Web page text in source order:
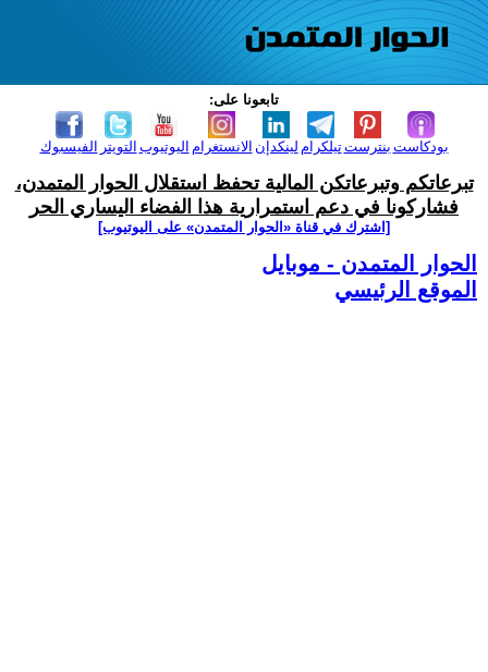
تابعونا على:
الفيسبوك التويتر اليوتيوب الانستغرام لينكدإن تيلكرامبنترست بودكاست
تبرعاتكم وتبرعاتكن المالية تحفظ استقلال الحوار المتمدن،
فشاركونا في دعم استمرارية هذا الفضاء اليساري الحر
[اشترك في قناة ‫«الحوار المتمدن» على اليوتيوب]
الحوار المتمدن - موبايل
الموقع الرئيسي